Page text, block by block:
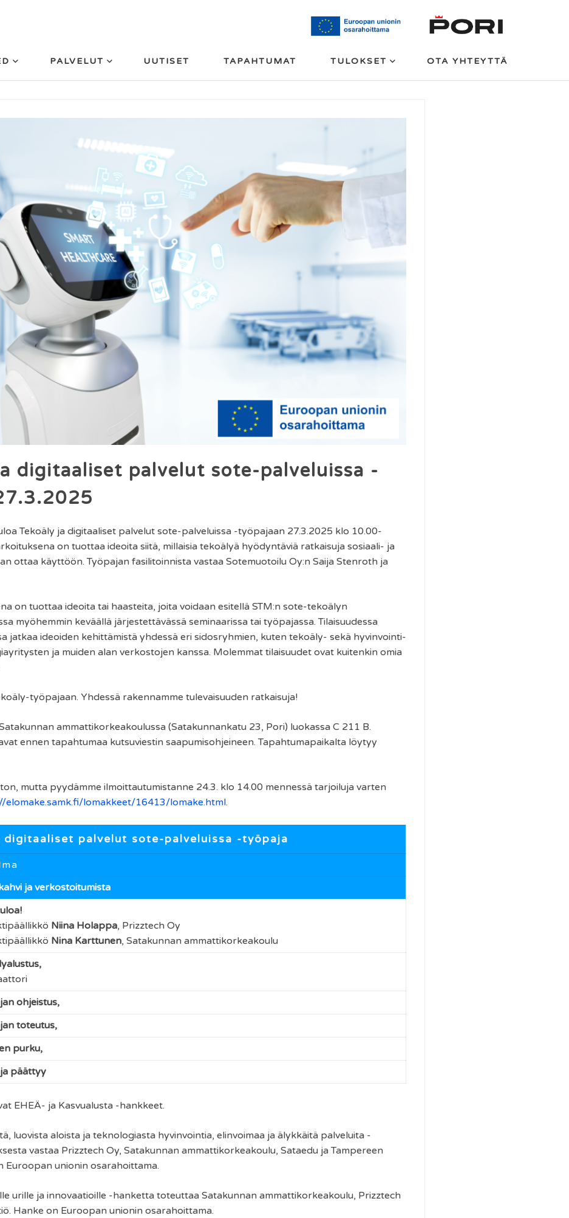
PALVELUT UUTISET TAPAHTUMAT TULOKSET OTA YHTEYTTÄ
digitaaliset palvelut sote-palveluissa -
Tekoäly ja digitaaliset palvelut sote-palveluissa -työpajaan 27.3.2025 klo 10.00-
on tuottaa ideoita siitä, millaisia tekoälyä hyödyntäviä ratkaisuja sosiaali- ja
ottaa käyttöön. Työpajan fasilitoinnista vastaa Sotemuotoilu Oy:n Saija Stenroth ja
on tuottaa ideoita tai haasteita, joita voidaan esitellä STM:n sote-tekoälyn
myöhemmin keväällä järjestettävässä seminaarissa tai työpajassa. Tilaisuudessa
jatkaa ideoiden kehittämistä yhdessä eri sidosryhmien, kuten tekoäly- sekä hyvinvointi-
ja muiden alan verkostojen kanssa. Molemmat tilaisuudet ovat kuitenkin omia
työpajaan. Yhdessä rakennamme tulevaisuuden ratkaisuja!
ammattikorkeakoulussa (Satakunnankatu 23, Pori) luokassa C 211 B.
ennen tapahtumaa kutsuviestin saapumisohjeineen. Tapahtumapaikalta löytyy
mutta pyydämme ilmoittautumistanne 24.3. klo 14.00 mennessä tarjoiluja varten
elomake.samk.fi/lomakkeet/16413/lomake.html.
digitaaliset palvelut sote-palveluissa -työpaja
ja verkostoitumista
Niina Holappa, Prizztech Oy
Nina Karttunen, Satakunnan ammattikorkeakoulu
ohjeistus,
toteutus,
purku,
päättyy
EHEÄ- ja Kasvualusta -hankkeet.
luovista aloista ja teknologiasta hyvinvointia, elinvoimaa ja älykkäitä palveluita -
vastaa Prizztech Oy, Satakunnan ammattikorkeakoulu, Sataedu ja Tampereen
Euroopan unionin osarahoittama.
urille ja innovaatioille -hanketta toteuttaa Satakunnan ammattikorkeakoulu, Prizztech
Hanke on Euroopan unionin osarahoittama.